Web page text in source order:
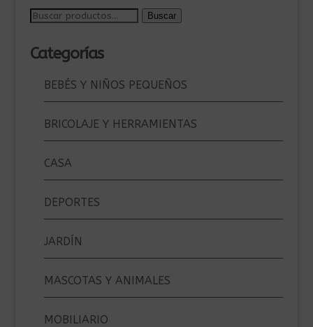
Buscar
Buscar
Categorías
BEBÉS Y NIÑOS PEQUEÑOS
BRICOLAJE Y HERRAMIENTAS
CASA
DEPORTES
JARDÍN
MASCOTAS Y ANIMALES
MOBILIARIO